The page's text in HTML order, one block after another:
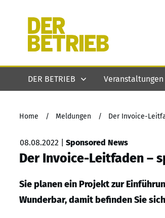
DER BETRIEB Veranstaltungen
Home / Meldungen / Der Invoice-
08.08.2022 Sponsored News
Der Invoice-Leitfaden –
Sie planen ein Projekt zur
Wunderbar, damit befinden Sie